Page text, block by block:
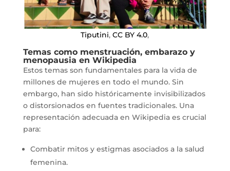
Tiputini,CC BY 4.0,
Temas como menstruación, embarazo y
menopausia en Wikipedia
Estos temas son fundamentales para la vida de
millones de mujeres en todo el mundo. Sin
embargo, han sido históricamente invisibilizados
o distorsionados en fuentes tradicionales. Una
representación adecuada en Wikipedia es crucial
para:
Combatir mitos y estigmas asociados a la salud
femenina.